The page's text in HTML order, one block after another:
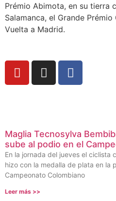
Prémio Abimota, en su tierra
Salamanca, el Grande
Vuelta a Madrid.
Maglia Tecnosylva
sube al podio en el
En la jornada del jueves el ciclista
hizo con la medalla de plata en la
Campeonato Colombiano
Leer más >>